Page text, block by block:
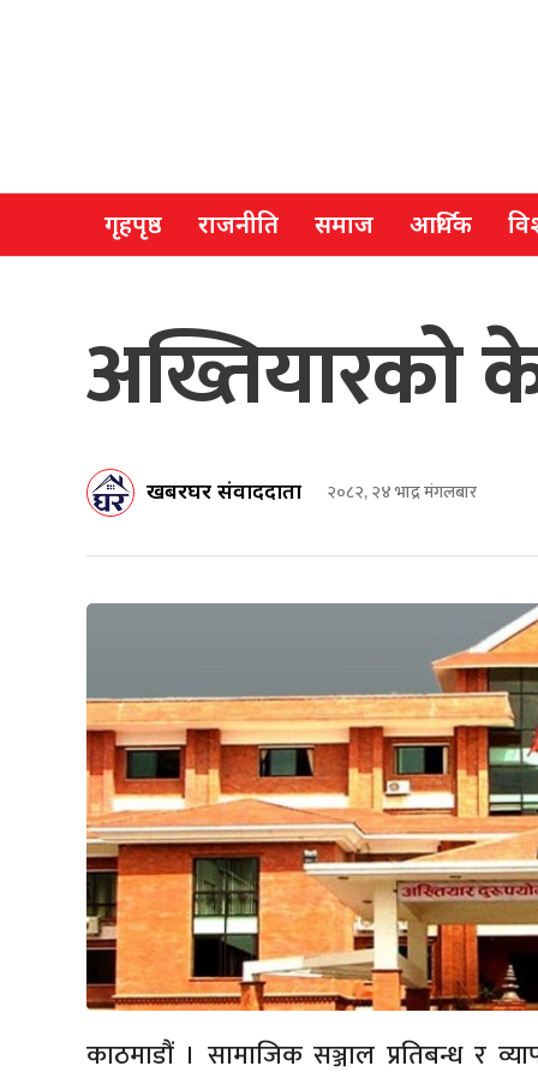
गृहपृष्ठ राजनीति समाज आर्थिक
अख्तियारको
खबरघर संवाददाता २०८२, २४ भाद्र मंगलबार
काठमाडौं । सामाजिक सञ्जाल प्रतिबन्ध र